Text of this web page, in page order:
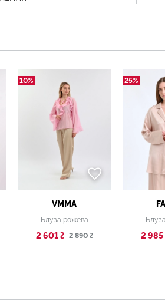
10%
VMMA
Блуза рожева
2 601 ₴ 2 890 ₴
25%
2 985